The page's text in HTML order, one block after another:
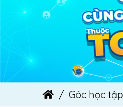
Góc học tập